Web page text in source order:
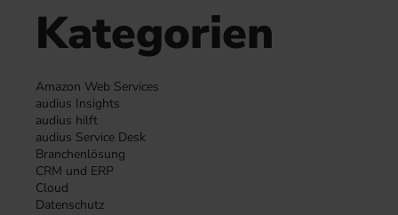
Kategorien
Amazon Web Services
audius Insights
audius hilft
audius Service Desk
Branchenlösung
CRM und ERP
Cloud
Datenschutz